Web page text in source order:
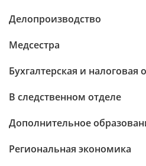
Делопроизводство
Медсестра
Бухгалтерская и налоговая
В следственном отделе
Дополнительное
Региональная экономика